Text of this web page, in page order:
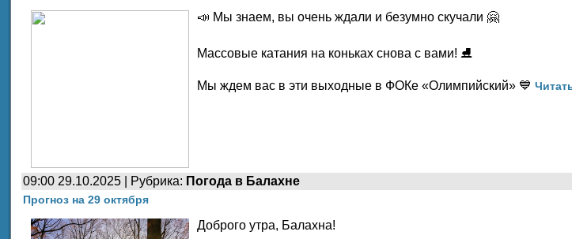
📣 Мы знаем, вы очень ждали и безумно скучали 🤗
Массовые катания на коньках снова с вами! ⛸️
Мы ждем вас в эти выходные в ФОКе «Олимпийский» 💙
09:00 29.10.2025 | Рубрика: Погода в Балахне
Прогноз на 29 октября
Доброго утра, Балахна!